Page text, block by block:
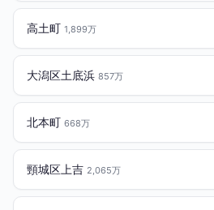
高土町 1,899万
大潟区土底浜 857万
北本町 668万
頸城区上吉 2,065万